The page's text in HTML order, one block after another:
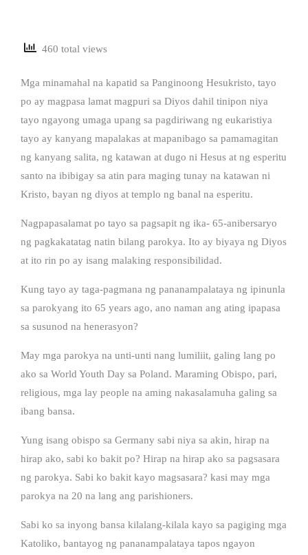
460 total views
Mga minamahal na kapatid sa Panginoong Hesukristo, tayo
po ay magpasa lamat magpuri sa Diyos dahil tinipon niya
tayo ngayong umaga upang sa pagdiriwang ng eukaristiya
tayo ay kanyang mapalakas at mapanibago sa pamamagitan
ng kanyang salita, ng katawan at dugo ni Hesus at ng esperitu
santo na ibibigay sa atin para maging tunay na katawan ni
Kristo, bayan ng diyos at templo ng banal na esperitu.
Nagpapasalamat po tayo sa pagsapit ng ika- 65-anibersaryo
ng pagkakatatag natin bilang parokya. Ito ay biyaya ng Diyos
at ito rin po ay isang malaking responsibilidad.
Kung tayo ay taga-pagmana ng pananampalataya ng ipinunla
sa parokyang ito 65 years ago, ano naman ang ating ipapasa
sa susunod na henerasyon?
May mga parokya na unti-unti nang lumiliit, galing lang po
ako sa World Youth Day sa Poland. Maraming Obispo, pari,
religious, mga lay people na aming nakasalamuha galing sa
ibang bansa.
Yung isang obispo sa Germany sabi niya sa akin, hirap na
hirap ako, sabi ko bakit po? Hirap na hirap ako sa pagsasara
ng parokya. Sabi ko bakit kayo magsasara? kasi may mga
parokya na 20 na lang ang parishioners.
Sabi ko sa inyong bansa kilalang-kilala kayo sa pagiging mga
Katoliko, bantayog ng pananampalataya tapos ngayon